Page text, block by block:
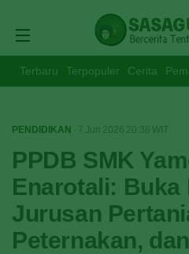
Terbaru Terpopuler Cerita
PENDIDIKAN · 7 Jun 2026 20:38 WIT
PPDB SMK
Enarotali: Buka
Jurusan
Peternakan,